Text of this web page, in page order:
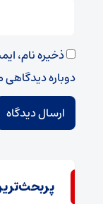
ذخیره نام،
دوباره